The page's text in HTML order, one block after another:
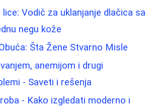
Vodič za uklanjanje dlačica sa
negu kože
Šta Žene Stvarno Misle
anemijom i drugi
- Saveti i rešenja
- Kako izgledati moderno i